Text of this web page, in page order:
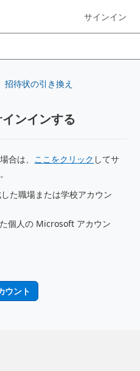
Sign in to
サインイン
招待状の引き換え
ンインする
合は、 ここをクリック してサ
た職場または学校アカウン
個人の Microsoft アカウン
ウント